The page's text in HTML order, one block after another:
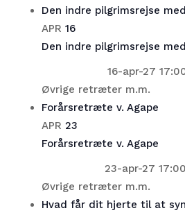
Den indre pilgrimsrejse
APR 16
Den indre pilgrimsrejse
16-apr-27
Øvrige retræter m.m.
Forårsretræte v. Agape
APR 23
Forårsretræte v. Agape
23-apr-27 17:00
Øvrige retræter m.m.
Hvad får dit hjerte til at